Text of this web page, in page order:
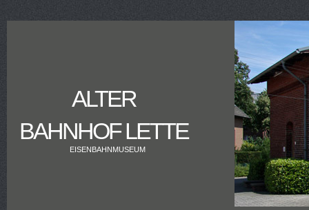
ALTER
BAHNHOF LETTE
EISENBAHNMUSEUM